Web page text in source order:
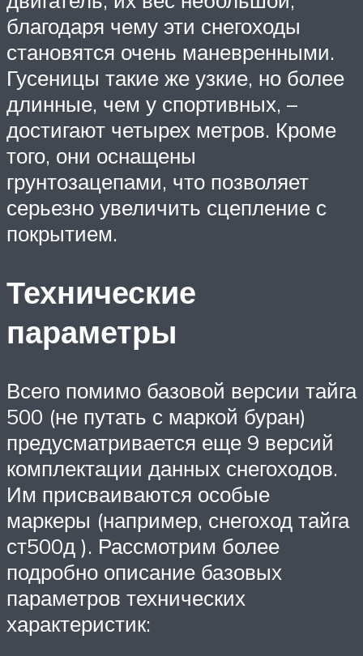
благодаря чему эти снегоходы
становятся очень маневренными.
Гусеницы такие же узкие, но более
длинные, чем у спортивных, –
достигают четырех метров. Кроме
того, они оснащены
грунтозацепами, что позволяет
серьезно увеличить сцепление с
покрытием.
Технические
параметры
Всего помимо базовой версии тайга
500 (не путать с маркой буран)
предусматривается еще 9 версий
комплектации данных снегоходов.
Им присваиваются особые
маркеры (например, снегоход тайга
ст500д ). Рассмотрим более
подробно описание базовых
параметров технических
характеристик: